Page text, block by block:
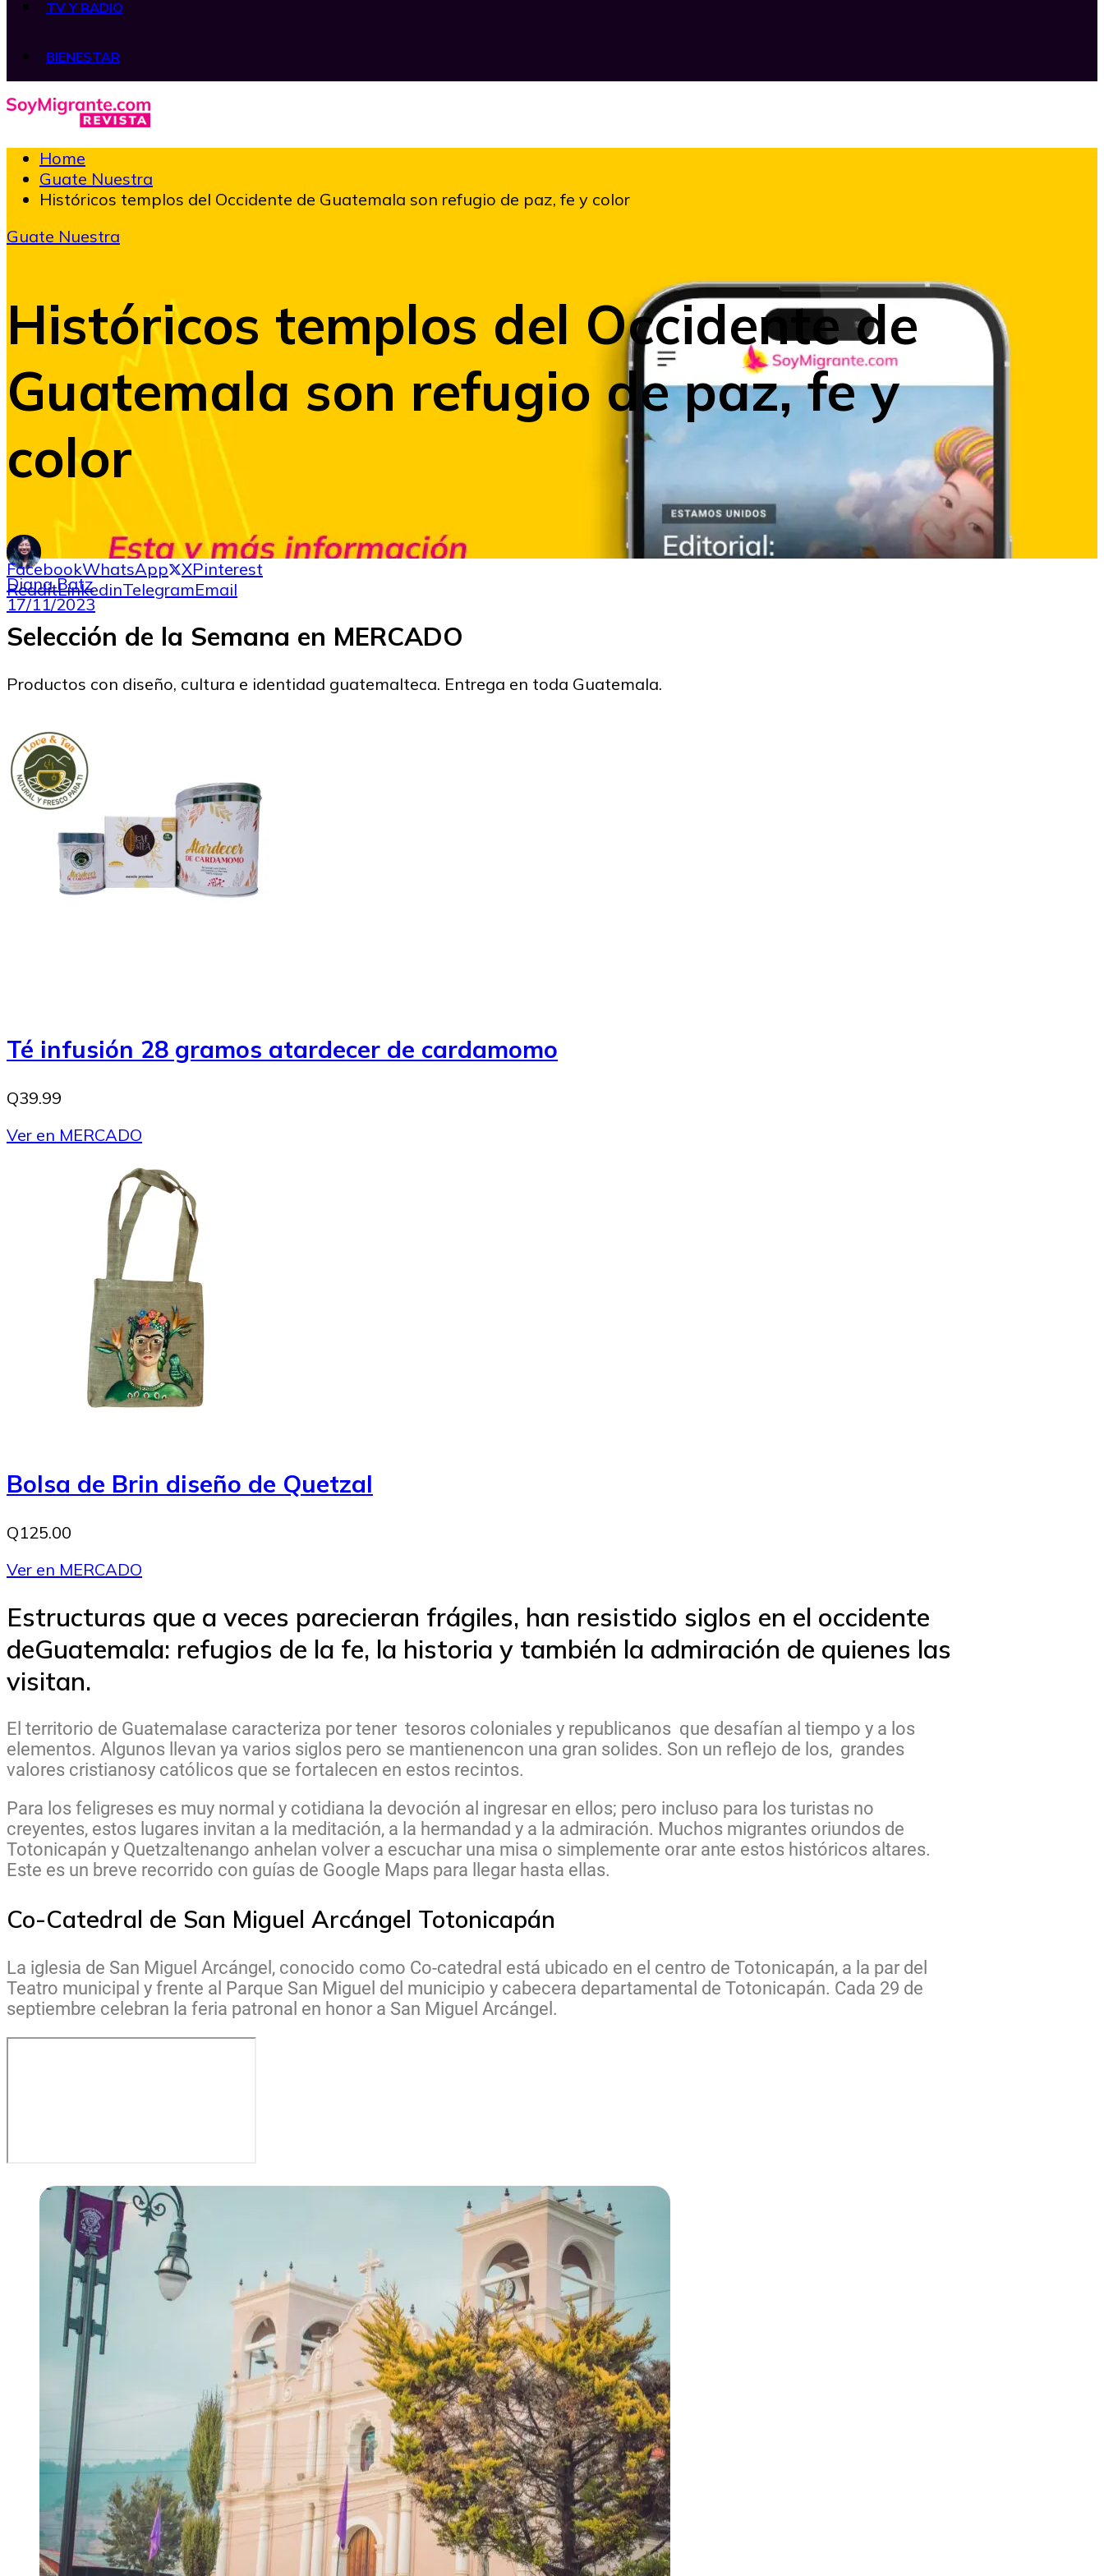
TV Y RADIO
BIENESTAR
Home
Guate Nuestra
Históricos templos del Occidente de Guatemala son refugio de paz, fe y color
Guate Nuestra
Históricos templos del Occidente de
Guatemala son refugio de paz, fe y
color
Diana Batz
17/11/2023
FacebookWhatsApp XPinterest
RedditLinkedinTelegramEmail
Selección de la Semana en MERCADO
Productos con diseño, cultura e identidad guatemalteca. Entrega en toda Guatemala.
Té infusión 28 gramos atardecer de cardamomo
Q39.99
Ver en MERCADO
Bolsa de Brin diseño de Quetzal
Q125.00
Ver en MERCADO
Estructuras que a veces parecieran frágiles, han resistido siglos en el occidente
deGuatemala: refugios de la fe, la historia y también la admiración de quienes las
visitan.
El territorio de Guatemalase caracteriza por tener tesoros coloniales y republicanos que desafían al tiempo y a los
elementos. Algunos llevan ya varios siglos pero se mantienencon una gran solides. Son un reflejo de los, grandes
valores cristianosy católicos que se fortalecen en estos recintos.
Para los feligreses es muy normal y cotidiana la devoción al ingresar en ellos; pero incluso para los turistas no
creyentes, estos lugares invitan a la meditación, a la hermandad y a la admiración. Muchos migrantes oriundos de
Totonicapán y Quetzaltenango anhelan volver a escuchar una misa o simplemente orar ante estos históricos altares.
Este es un breve recorrido con guías de Google Maps para llegar hasta ellas.
Co-Catedral de San Miguel Arcángel Totonicapán
La iglesia de San Miguel Arcángel, conocido como Co-catedral está ubicado en el centro de Totonicapán, a la par del
Teatro municipal y frente al Parque San Miguel del municipio y cabecera departamental de Totonicapán. Cada 29 de
septiembre celebran la feria patronal en honor a San Miguel Arcángel.